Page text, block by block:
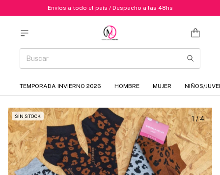
Envíos a todo el país / Despacho a las 48hs
TEMPORADA INVIERNO 2026 HOMBRE MUJER NIÑOS/
SIN STOCK 1 /4